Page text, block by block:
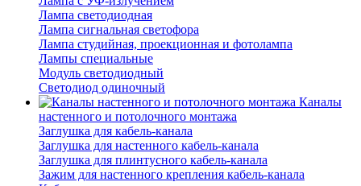
Лампа светодиодная
Лампа сигнальная светофора
Лампа студийная, проекционная и фотолампа
Лампы специальные
Модуль светодиодный
Светодиод одиночный
Каналы
настенного и потолочного монтажа
Заглушка для кабель-канала
Заглушка для настенного кабель-канала
Заглушка для плинтусного кабель-канала
Зажим для настенного крепления кабель-канала